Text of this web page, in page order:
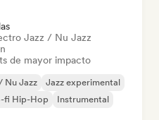
Jazz / Nu Jazz
de mayor impacto
Nu Jazz
Jazz experimental
fi Hip-Hop
Instrumental